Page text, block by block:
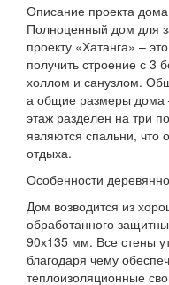
Описание проекта дома
Полноценный дом для
проекту «Хатанга» –
получить строение с 3
холлом и санузлом.
а общие размеры дома
этаж разделен на три
являются спальни, что
отдыха.
Особенности
Дом возводится из
обработанного
90х135 мм. Все стены
благодаря чему
теплоизоляционные